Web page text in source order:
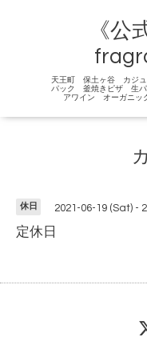
《公
天王町 保土ヶ谷 カジ
パック 釜焼きピザ 生
アワイン オーガニ
休日 2021-06-19 (Sat) -
定休日